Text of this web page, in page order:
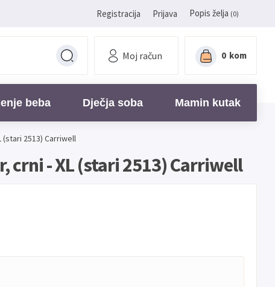
Registracija Prijava Popis želja (0)
Moj račun 0 kom
beba Dječja soba Mamin kutak
2513) Carriwell
crni - XL (stari 2513) Carriwell